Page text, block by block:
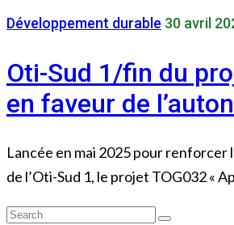
Développement durable 30 avril
Oti-Sud 1/fin du
en faveur de
Lancée en mai 2025 pour renforcer
de l’Oti-Sud 1, le projet TOG032 «
Search